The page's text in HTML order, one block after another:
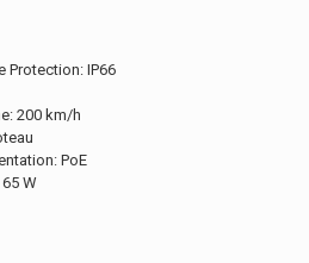
Protection: IP66
200 km/h
PoE
W